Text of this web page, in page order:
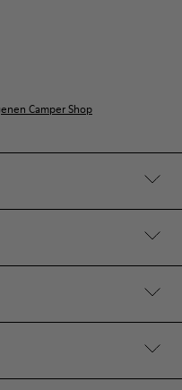
Camper Shop